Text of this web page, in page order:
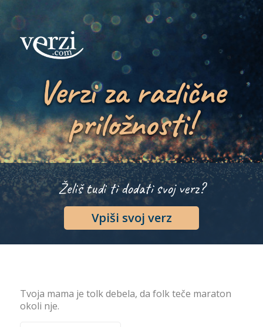
Verzi za različne
priložnosti!
Želiš tudi ti dodati svoj verz?
Vpiši svoj verz
Tvoja mama je tolk debela, da folk teče maraton
okoli nje.